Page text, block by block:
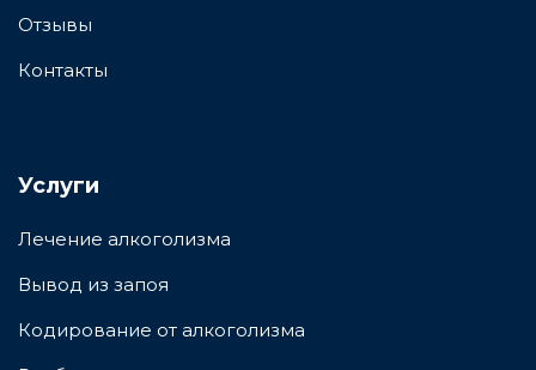
Отзывы
Контакты
Услуги
Лечение алкоголизма
Вывод из запоя
Кодирование от алкоголизма